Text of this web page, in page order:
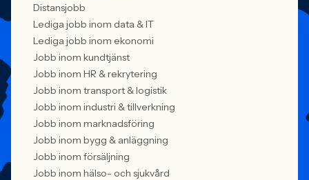
Distansjobb
Lediga jobb inom data & IT
Lediga jobb inom ekonomi
Jobb inom kundtjänst
Jobb inom HR & rekrytering
Jobb inom transport & logistik
Jobb inom industri & tillverkning
Jobb inom marknadsföring
Jobb inom bygg & anläggning
Jobb inom försäljning
Jobb inom hälso- och sjukvård